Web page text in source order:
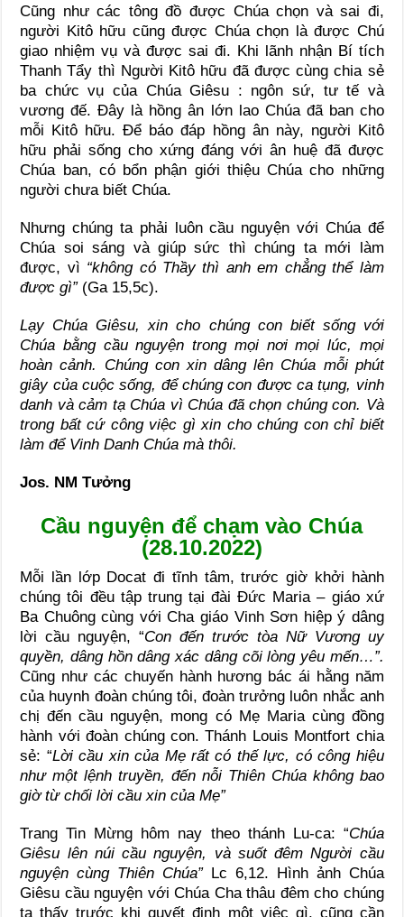
Cũng như các tông đồ được Chúa chọn và sai đi,
người Kitô hữu cũng được Chúa chọn là được Chú
giao nhiệm vụ và được sai đi. Khi lãnh nhận Bí tích
Thanh Tẩy thì Người Kitô hữu đã được cùng chia sẻ
ba chức vụ của Chúa Giêsu : ngôn sứ, tư tế và
vương đế. Đây là hồng ân lớn lao Chúa đã ban cho
mỗi Kitô hữu. Để báo đáp hồng ân này, người Kitô
hữu phải sống cho xứng đáng với ân huệ đã được
Chúa ban, có bổn phận giới thiệu Chúa cho những
người chưa biết Chúa.
Nhưng chúng ta phải luôn cầu nguyện với Chúa để
Chúa soi sáng và giúp sức thì chúng ta mới làm
được, vì “không có Thầy thì anh em chẳng thể làm
được gì”(Ga 15,5c).
Lạy Chúa Giêsu, xin cho chúng con biết sống với
Chúa bằng cầu nguyện trong mọi nơi mọi lúc, mọi
hoàn cảnh. Chúng con xin dâng lên Chúa mỗi phút
giây của cuộc sống, để chúng con được ca tụng, vinh
danh và cảm tạ Chúa vì Chúa đã chọn chúng con. Và
trong bất cứ công việc gì xin cho chúng con chỉ biết
làm để Vinh Danh Chúa mà thôi.
Jos. NM Tưởng
Cầu nguyện để chạm vào Chúa
(28.10.2022)
Mỗi lần lớp Docat đi tĩnh tâm, trước giờ khởi hành
chúng tôi đều tập trung tại đài Đức Maria – giáo xứ
Ba Chuông cùng với Cha giáo Vinh Sơn hiệp ý dâng
lời cầu nguyện, “Con đến trước tòa Nữ Vương uy
quyền, dâng hồn dâng xác dâng cõi lòng yêu mến…”.
Cũng như các chuyến hành hương bác ái hằng năm
của huynh đoàn chúng tôi, đoàn trưởng luôn nhắc anh
chị đến cầu nguyện, mong có Mẹ Maria cùng đồng
hành với đoàn chúng con. Thánh Louis Montfort chia
sẻ: “Lời cầu xin của Mẹ rất có thế lực, có công hiệu
như một lệnh truyền, đến nỗi Thiên Chúa không bao
giờ từ chối lời cầu xin của Mẹ”
Trang Tin Mừng hôm nay theo thánh Lu-ca: “Chúa
Giêsu lên núi cầu nguyện, và suốt đêm Người cầu
nguyện cùng Thiên Chúa”Lc 6,12. Hình ảnh Chúa
Giêsu cầu nguyện với Chúa Cha thâu đêm cho chúng
ta thấy trước khi quyết định một việc gì, cũng cần